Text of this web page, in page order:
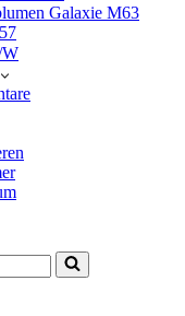
Galaxie M63
W